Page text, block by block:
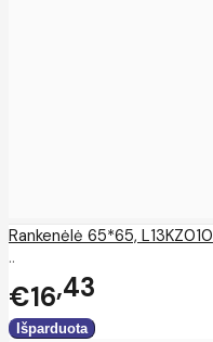
Rankenėlė 65*65, L13KZ010
..
€16 43